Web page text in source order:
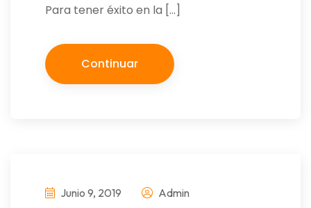
Para tener éxito en la […]
Continuar
Junio 9, 2019 Admin